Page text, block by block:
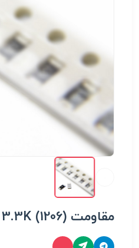
مقاومت 3.3K (1206) بسته 10 عددی